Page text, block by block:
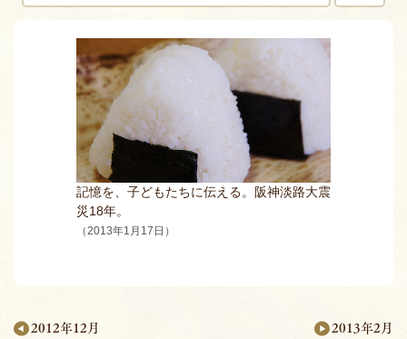
記憶を、子どもたちに伝える。阪神淡路大震
災18年。
（2013年1月17日）
2012年12月 2013年2月